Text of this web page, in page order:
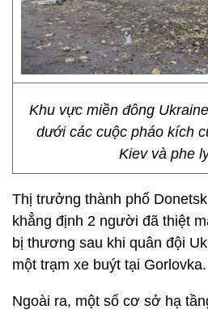
Khu vực miền đông
dưới các cuộc pháo kích
Kiev và phe
Thị trưởng thành phố
khẳng định 2 người đã thiệt
bị thương sau khi quân đội
một trạm xe buýt tại Gorlovka.
Ngoài ra, một số cơ sở hạ